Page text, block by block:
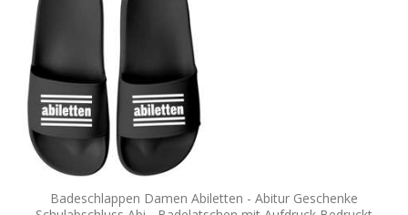
Badeschlappen Damen Abiletten - Abitur Geschenke